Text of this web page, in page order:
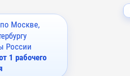
по Москве,
России
1 рабочего